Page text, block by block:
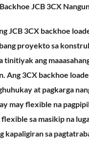
JCB 3CX
JCB 3CX backhoe
proyekto sa
tinitiyak ang
Ang 3CX backhoe
at pagkarga
may flexible na
flexible sa masikip na
kapaligiran sa